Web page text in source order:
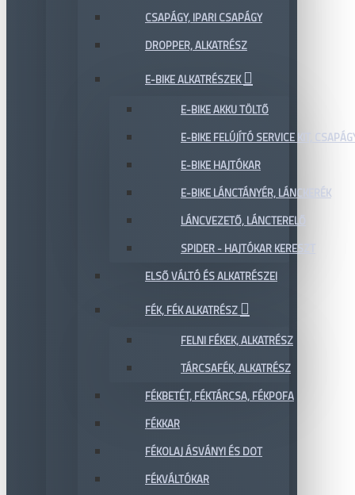
CSAPÁGY, IPARI CSAPÁGY
DROPPER, ALKATRÉSZ
E-BIKE ALKATRÉSZEK
E-BIKE AKKU TÖLTŐ
E-BIKE FELÚJÍTÓ SERVICE KIT,
E-BIKE HAJTÓKAR
E-BIKE LÁNCTÁNYÉR, LÁNCKERÉK
LÁNCVEZETŐ, LÁNCTERELŐ
SPIDER - HAJTÓKAR KERESZT
ELSŐ VÁLTÓ ÉS ALKATRÉSZEI
FÉK, FÉK ALKATRÉSZ
FELNI FÉKEK, ALKATRÉSZ
TÁRCSAFÉK, ALKATRÉSZ
FÉKBETÉT, FÉKTÁRCSA, FÉKPOFA
FÉKKAR
FÉKOLAJ ÁSVÁNYI ÉS DOT
FÉKVÁLTÓKAR